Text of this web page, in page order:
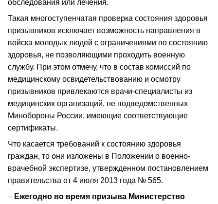
обследования или лечения.
Такая многоступенчатая проверка состояния здоровья
призывников исключает возможность направления в
войска молодых людей с ограничениями по состоянию
здоровья, не позволяющими проходить военную
службу. При этом отмечу, что в состав комиссий по
медицинскому освидетельствованию и осмотру
призывников привлекаются врачи-специалисты из
медицинских организаций, не подведомственных
Минобороны России, имеющие соответствующие
сертификаты.
Что касается требований к состоянию здоровья
граждан, то они изложены в Положении о военно-
врачебной экспертизе, утвержденном постановлением
правительства от 4 июля 2013 года № 565.
– Ежегодно во время призыва Министерство